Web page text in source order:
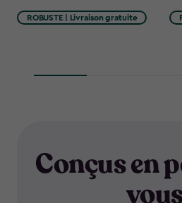
from
ROBUSTE | Livraison gratuite
Conçus en